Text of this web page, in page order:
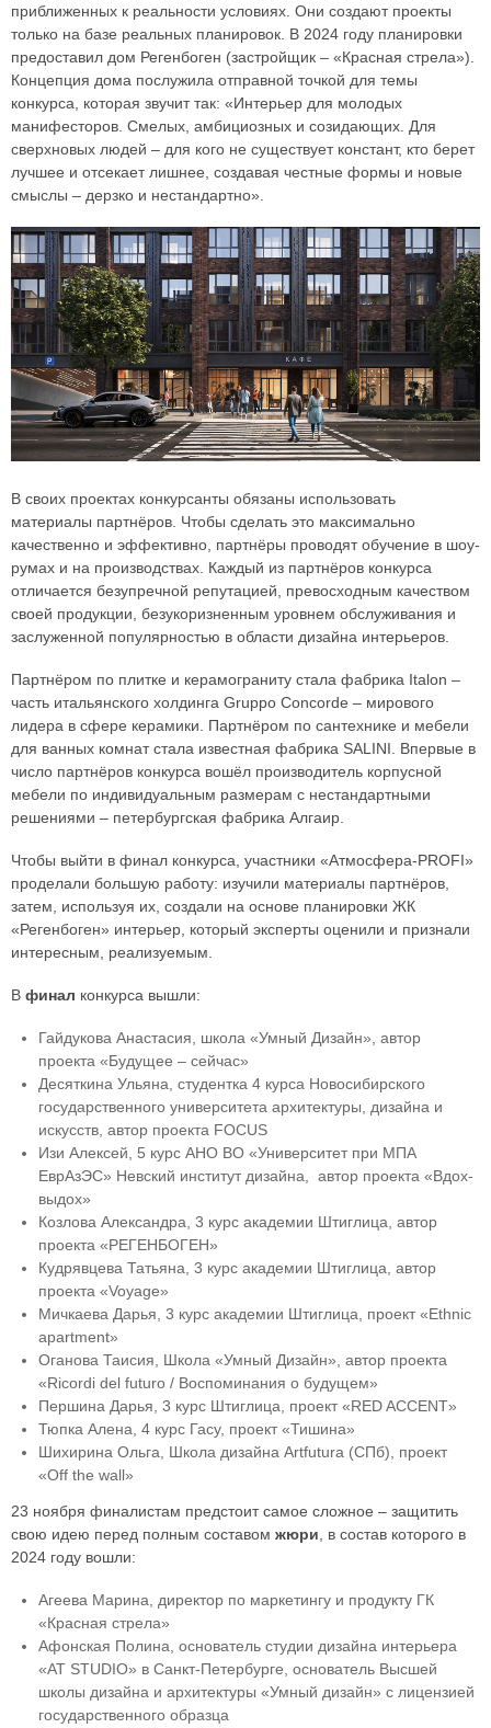
приближенных к реальности условиях. Они создают проекты
только на базе реальных планировок. В 2024 году планировки
предоставил дом Регенбоген (застройщик – «Красная стрела»).
Концепция дома послужила отправной точкой для темы
конкурса, которая звучит так: «Интерьер для молодых
манифесторов. Смелых, амбициозных и созидающих. Для
сверхновых людей – для кого не существует констант, кто берет
лучшее и отсекает лишнее, создавая честные формы и новые
смыслы – дерзко и нестандартно».
В своих проектах конкурсанты обязаны использовать
материалы партнёров. Чтобы сделать это максимально
качественно и эффективно, партнёры проводят обучение в шоу-
румах и на производствах. Каждый из партнёров конкурса
отличается безупречной репутацией, превосходным качеством
своей продукции, безукоризненным уровнем обслуживания и
заслуженной популярностью в области дизайна интерьеров.
Партнёром по плитке и керамограниту стала фабрика Italon –
часть итальянского холдинга Gruppo Concorde – мирового
лидера в сфере керамики. Партнёром по сантехнике и мебели
для ванных комнат стала известная фабрика SALINI. Впервые в
число партнёров конкурса вошёл производитель корпусной
мебели по индивидуальным размерам с нестандартными
решениями – петербургская фабрика Алгаир.
Чтобы выйти в финал конкурса, участники «Атмосфера-PROFI»
проделали большую работу: изучили материалы партнёров,
затем, используя их, создали на основе планировки ЖК
«Регенбоген» интерьер, который эксперты оценили и признали
интересным, реализуемым.
В финал конкурса вышли:
Гайдукова Анастасия, школа «Умный Дизайн», автор
проекта «Будущее – сейчас»
Десяткина Ульяна, студентка 4 курса Новосибирского
государственного университета архитектуры, дизайна и
искусств, автор проекта FOCUS
Изи Алексей, 5 курс АНО ВО «Университет при МПА
ЕврАзЭС» Невский институт дизайна, автор проекта «Вдох-
выдох»
Козлова Александра, 3 курс академии Штиглица, автор
проекта «РЕГЕНБОГЕН»
Кудрявцева Татьяна, 3 курс академии Штиглица, автор
проекта «Voyage»
Мичкаева Дарья, 3 курс академии Штиглица, проект «Ethnic
apartment»
Оганова Таисия, Школа «Умный Дизайн», автор проекта
«Ricordi del futuro / Воспоминания о будущем»
Першина Дарья, 3 курс Штиглица, проект «RED ACCENT»
Тюпка Алена, 4 курс Гасу, проект «Тишина»
Шихирина Ольга, Школа дизайна Artfutura (СПб), проект
«Off the wall»
23 ноября финалистам предстоит самое сложное – защитить
свою идею перед полным составом жюри, в состав которого в
2024 году вошли:
Агеева Марина, директор по маркетингу и продукту ГК
«Красная стрела»
Афонская Полина, основатель студии дизайна интерьера
«AT STUDIO» в Санкт-Петербурге, основатель Высшей
школы дизайна и архитектуры «Умный дизайн» с лицензией
государственного образца